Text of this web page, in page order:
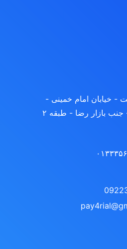
- خیابان امام خمینی -
خیابان بحرالعلوم - جنب بازار رضا - طبقه ۲